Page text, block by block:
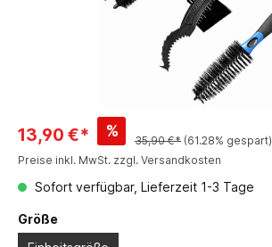
13,90 €* %
35,90 €* (61.28% gespart)
Preise inkl. MwSt. zzgl. Versandkosten
Sofort verfügbar, Lieferzeit 1-3 Tage
Größe